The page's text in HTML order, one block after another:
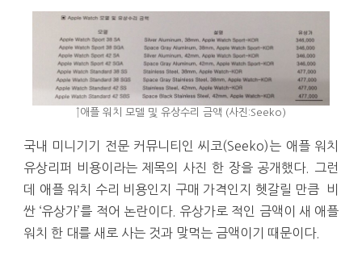
↑애플 워치 모델 및 유상수리 금액 (사진:Seeko)
국내 미니기기 전문 커뮤니티인 씨코(Seeko)는 애플 워치
유상리퍼 비용이라는 제목의 사진 한 장을 공개했다. 그런
데 애플 워치 수리 비용인지 구매 가격인지 헷갈릴 만큼 비
싼 ‘유상가’를 적어 논란이다. 유상가로 적인 금액이 새 애플
워치 한 대를 새로 사는 것과 맞먹는 금액이기 때문이다.